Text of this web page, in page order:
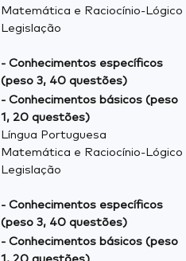
Matemática e Raciocínio-Lógico
Legislação
- Conhecimentos específicos
(peso 3, 40 questões)
- Conhecimentos básicos (peso
1, 20 questões)
Língua Portuguesa
Matemática e Raciocínio-Lógico
Legislação
- Conhecimentos específicos
(peso 3, 40 questões)
- Conhecimentos básicos (peso